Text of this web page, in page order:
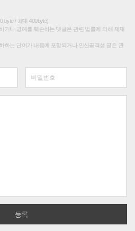
byte / 최대 400byte)
거나 명예를 훼손하는 댓글은 관련 법률에 의해 제재
하는 단어가 내용에 포함되거나 인신공격성 글은 관